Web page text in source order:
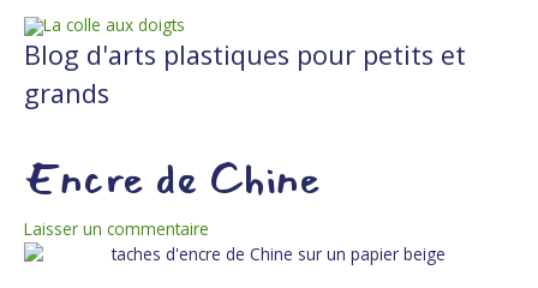
contenu
Blog d'arts plastiques pour petits et
grands
Encre de Chine
Laisser un commentaire
navigation